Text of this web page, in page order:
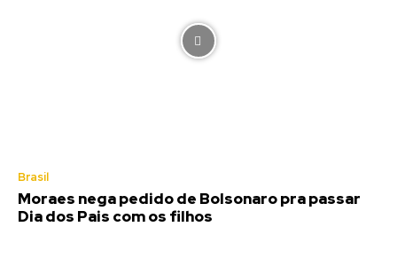
Brasil
Moraes nega pedido de Bolsonaro pra passar
Dia dos Pais com os filhos